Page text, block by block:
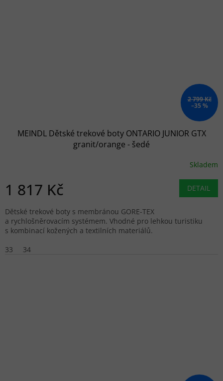
2 799 Kč
–35 %
MEINDL Dětské trekové boty ONTARIO JUNIOR GTX
granit/orange - šedé
Skladem
1 817 Kč DETAIL
Dětské trekové boty s membránou GORE-TEX
a rychlošněrovacím systémem. Vhodné pro lehkou turistiku
s kombinací kožených a textilních materiálů.
33
34